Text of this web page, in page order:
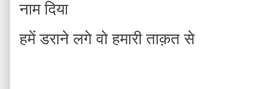
नाम दिया
हमें डराने लगे वो हमारी ताक़त से